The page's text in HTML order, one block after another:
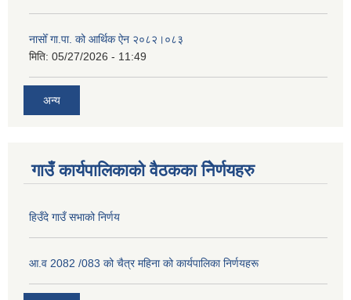
नासोँ गा.पा. को आर्थिक ऐन २०८२।०८३
मिति: 05/27/2026 - 11:49
अन्य
गाउँ कार्यपालिकाको वैठकका निेर्णयहरु
हिउँदे गाउँ सभाको निर्णय
आ.व 2082 /083 को चैत्र महिना को कार्यपालिका निर्णयहरू